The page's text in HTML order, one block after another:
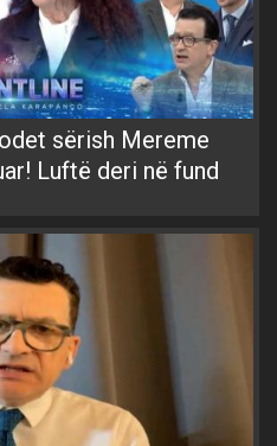
sërish Mereme
Luftë deri në fund